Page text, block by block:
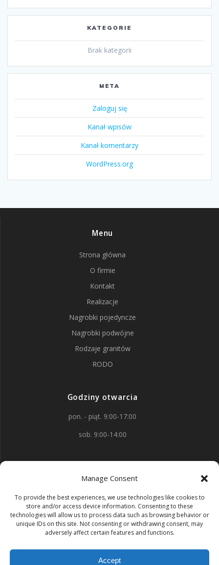
Manage Consent
To provide the best experiences, we use technologies like cookies to
store and/or access device information. Consenting to these
technologies will allow us to process data such as browsing behavior or
unique IDs on this site. Not consenting or withdrawing consent, may
adversely affect certain features and functions.
Accept
KATEGORIE
Brak kategorii
META
Zaloguj się
Kanał wpisów
Kanał komentarzy
WordPress.org
Menu
Strona główna
O firmie
Kontakt
Realizacje
Nagrobki pojedyncze
Nagrobki podwójne
Rodzaje granitów
RODO
Godziny otwarcia
pon. - piąt. 9:00-17:00
sob. 9:00-14:00
aleja Wojska Polskiego 88
58-150 Strzegom
+48 603 669 609
kontakt@zak-kamieniarstwo.pl